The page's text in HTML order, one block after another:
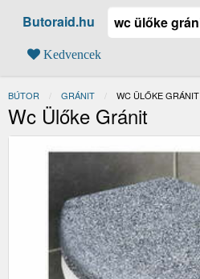
Butoraid.hu
Kedvencek
BÚTOR GRÁNIT JELENLEGI:
WC ÜLŐKE GRÁNIT
Wc Ülőke Gránit